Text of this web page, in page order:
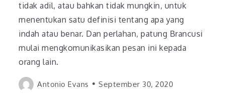
tidak adil, atau bahkan tidak mungkin, untuk
menentukan satu definisi tentang apa yang
indah atau benar. Dan perlahan, patung Brancusi
mulai mengkomunikasikan pesan ini kepada
orang lain.
Antonio Evans September 30, 2020